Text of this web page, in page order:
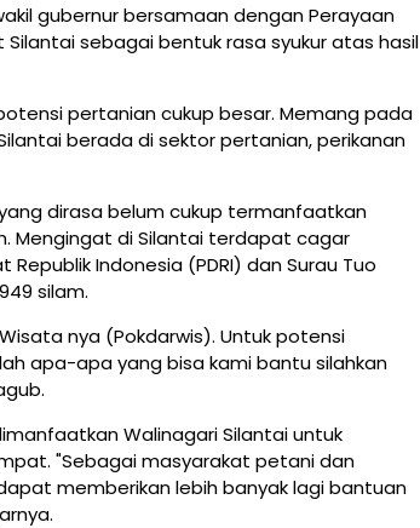
gubernur bersamaan dengan Perayaan
sebagai bentuk rasa syukur atas hasil
pertanian cukup besar. Memang pada
berada di sektor pertanian, perikanan
dirasa belum cukup termanfaatkan
Mengingat di Silantai terdapat cagar
Indonesia (PDRI) dan Surau Tuo
silam.
nya (Pokdarwis). Untuk potensi
apa-apa yang bisa kami bantu silahkan
Walinagari Silantai untuk
"Sebagai masyarakat petani dan
memberikan lebih banyak lagi bantuan